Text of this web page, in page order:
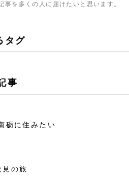
事を多くの人に届けたいと思います。
タグ
事
砺に住みたい
見の旅